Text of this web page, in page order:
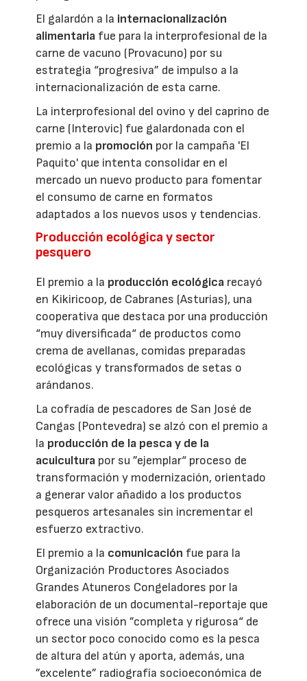
El galardón a la internacionalización
alimentaria fue para la interprofesional de la
carne de vacuno (Provacuno) por su
estrategia “progresiva” de impulso a la
internacionalización de esta carne.
La interprofesional del ovino y del caprino de
carne (Interovic) fue galardonada con el
premio a la promoción por la campaña 'El
Paquito' que intenta consolidar en el
mercado un nuevo producto para fomentar
el consumo de carne en formatos
adaptados a los nuevos usos y tendencias.
Producción ecológica y sector
pesquero
El premio a la producción ecológica recayó
en Kikiricoop, de Cabranes (Asturias), una
cooperativa que destaca por una producción
“muy diversificada“ de productos como
crema de avellanas, comidas preparadas
ecológicas y transformados de setas o
arándanos.
La cofradía de pescadores de San José de
Cangas (Pontevedra) se alzó con el premio a
la producción de la pesca y de la
acuicultura por su ”ejemplar“ proceso de
transformación y modernización, orientado
a generar valor añadido a los productos
pesqueros artesanales sin incrementar el
esfuerzo extractivo.
El premio a la comunicación fue para la
Organización Productores Asociados
Grandes Atuneros Congeladores por la
elaboración de un documental-reportaje que
ofrece una visión ”completa y rigurosa“ de
un sector poco conocido como es la pesca
de altura del atún y aporta, además, una
”excelente” radiografía socioeconómica de